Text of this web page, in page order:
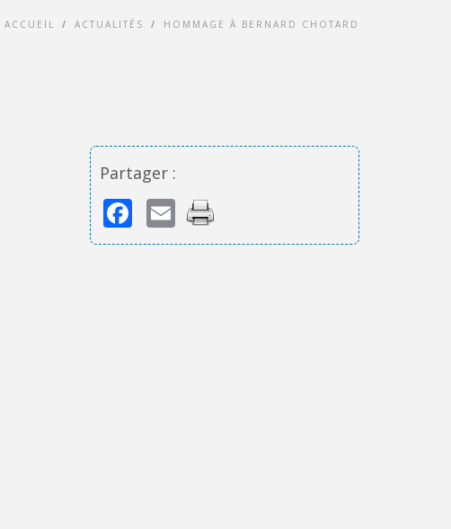
ACCUEIL / ACTUALITÉS / HOMMAGE À BERNARD CHOTARD
Partager :
Facebook
Email